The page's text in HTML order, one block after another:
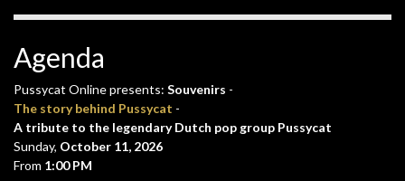
Agenda
Pussycat Online presents: Souvenirs -
The story behind Pussycat -
A tribute to the legendary Dutch pop group Pussycat
Sunday, October 11, 2026
From 1:00 PM